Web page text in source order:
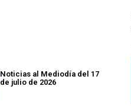
Noticias al Mediodía del 17
de julio de 2026